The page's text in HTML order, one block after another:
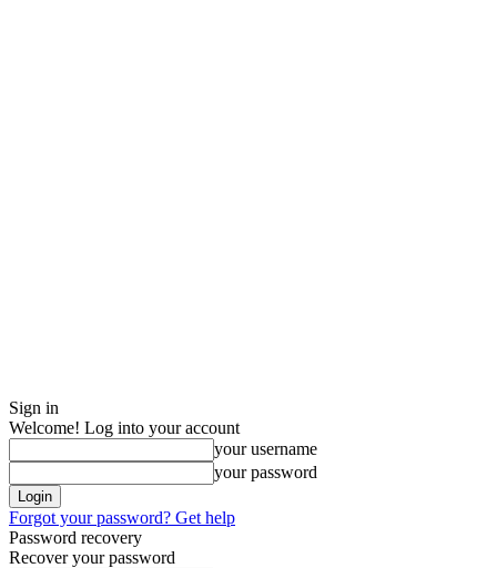
Sign in
Welcome! Log into your account
your username
your password
Forgot your password? Get help
Password recovery
Recover your password